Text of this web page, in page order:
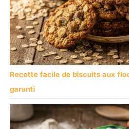
Recette facile de biscuits aux
garanti